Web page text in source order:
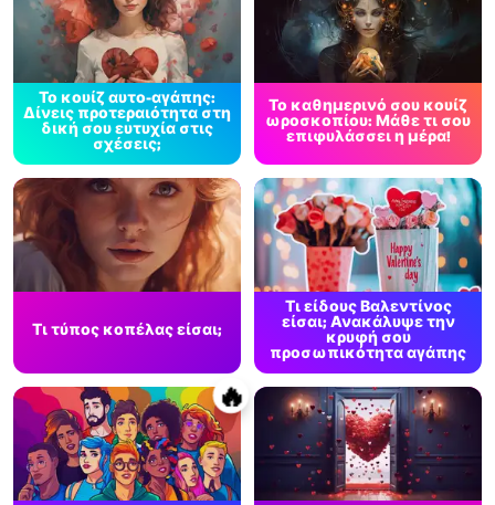
Το κουίζ αυτο-αγάπης:
Δίνεις προτεραιότητα στη
δική σου ευτυχία στις
σχέσεις;
Το καθημερινό σου κουίζ
ωροσκοπίου: Μάθε τι σου
επιφυλάσσει η μέρα!
Τι τύπος κοπέλας είσαι;
Τι είδους Βαλεντίνος
είσαι; Ανακάλυψε την
κρυφή σου
προσωπικότητα αγάπης
🔥